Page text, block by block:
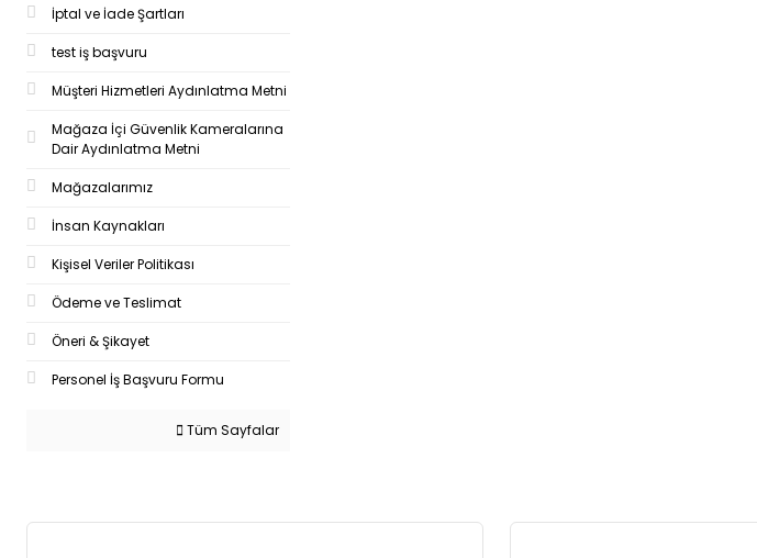
İptal ve İade Şartları
test iş başvuru
Müşteri Hizmetleri Aydınlatma Metni
Mağaza İçi Güvenlik Kameralarına
Dair Aydınlatma Metni
Mağazalarımız
İnsan Kaynakları
Kişisel Veriler Politikası
Ödeme ve Teslimat
Öneri & Şikayet
Personel İş Başvuru Formu
Tüm Sayfalar